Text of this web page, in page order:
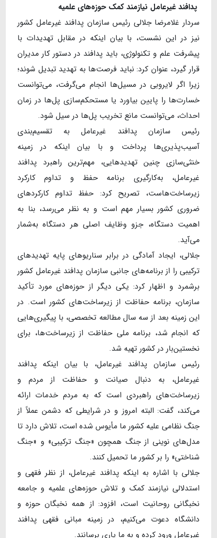
پدافند غیرعامل نیازمند کمک حوزههای علمیه
سردار غلامرضا جلالی رئیس سازمان پدافند غیرعامل کشور
نیز در این نشست، با بیان اینکه در مقابل تهدیدات با
پیشرفت علم و تکنولوژی، باید پدافند در دستور کار مدیران
قرار گیرد، عنوان کرد: نباید فرصت‌ها به تهدید تبدیل شوند؛
زیرا اگر لایروبی در مسیل‌ها انجام می‌گرفت، می‌توانست
خسارت‌ها را پایین بیاورد یا مستحکم‌سازی پل‌ها در زمان
احداث، می‌توانست مانع تخریب پل‌ها در سیل شود.
رئیس سازمان پدافند غیرعامل به تقسیم‌بندی
آسیب‌‌پذیری‌ها پرداخت و با بیان اینکه در زمینه
خنثی‌سازی چنین تهدیدهایی، مهم‌ترین راهبرد پدافند
غیرعامل، به‌کارگیری برنامه حفظ و تداوم کارکرد
زیرساخت‌هاست، تصریح کرد: حفظ تداوم کارکردهای
ضروری کشور بسیار مهم است و به نظر می‌رسد، بنا به
اهمیت دستگاه، جزو وظایف اصلی هر دستگاه به‌شمار
می‌آید.
جلالی، ایجاد آمادگی در برابر سناریوهای پایه تهدیدهای
ترکیبی را از برنامه‌های جانبی سازمان پدافند غیرعامل کشور
برشمرد و اظهار کرد: یکی دیگر از حوزه‌های مورد تأکید
سازمان، برنامه حفاظت از زیرساخت‌های کشور است. در
این زمینه بعد از سه سال مطالعه تخصصی، با پیگیری‌هایی
که انجام شد، برنامه ملی حفاظت از زیرساخت‌ها، برای
نخستین‌بار در کشور تهیه شد.
رئیس سازمان پدافند غیرعامل، با بیان اینکه پدافند
غیرعامل، به دنبال صیانت و حفاظت از مردم و
زیرساخت‌های راهبردی است که به مردم خدمات ارائه
می‌کند، گفت: البته امروز و در شرایطی که دشمن عملاً از
جنگ نظامی علیه کشور ما مأیوس شده است، تلاش دارد تا
مدل‌های نوینی از جنگ همچون «جنگ ترکیبی» و «جنگ
شناختی» را بر کشور ما تحمیل کنند.
جلالی با اشاره به اینکه پدافند غیرعامل، از نظر فقهی و
استدلالی نیازمند کمک و تلاش حوزه‌های علمیه و جامعه
نخبگانی روحانیت است، افزود: از همه نخبگان حوزه و
دانشگاه دعوت می‌کنیم، در زمینه مبانی فقهی پدافند
غیرعامل ورود کرده و به ما یاری برسانند.